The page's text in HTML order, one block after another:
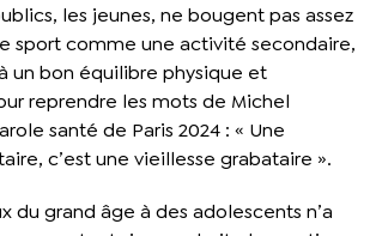
les jeunes, ne bougent pas assez
sport comme une activité secondaire,
un bon équilibre physique et
reprendre les mots de Michel
santé de Paris 2024 : « Une
c’est une vieillesse grabataire ».
du grand âge à des adolescents n’a